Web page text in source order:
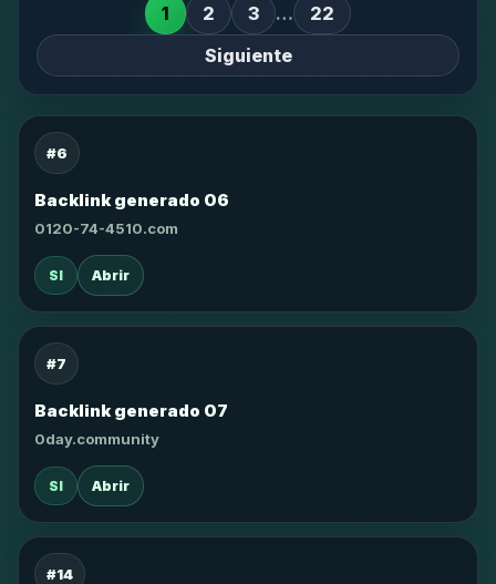
1
2 3 …
22
Siguiente
#6
Backlink generado 06
0120-74-4510.com
SI Abrir
#7
Backlink generado 07
0day.community
SI Abrir
#14